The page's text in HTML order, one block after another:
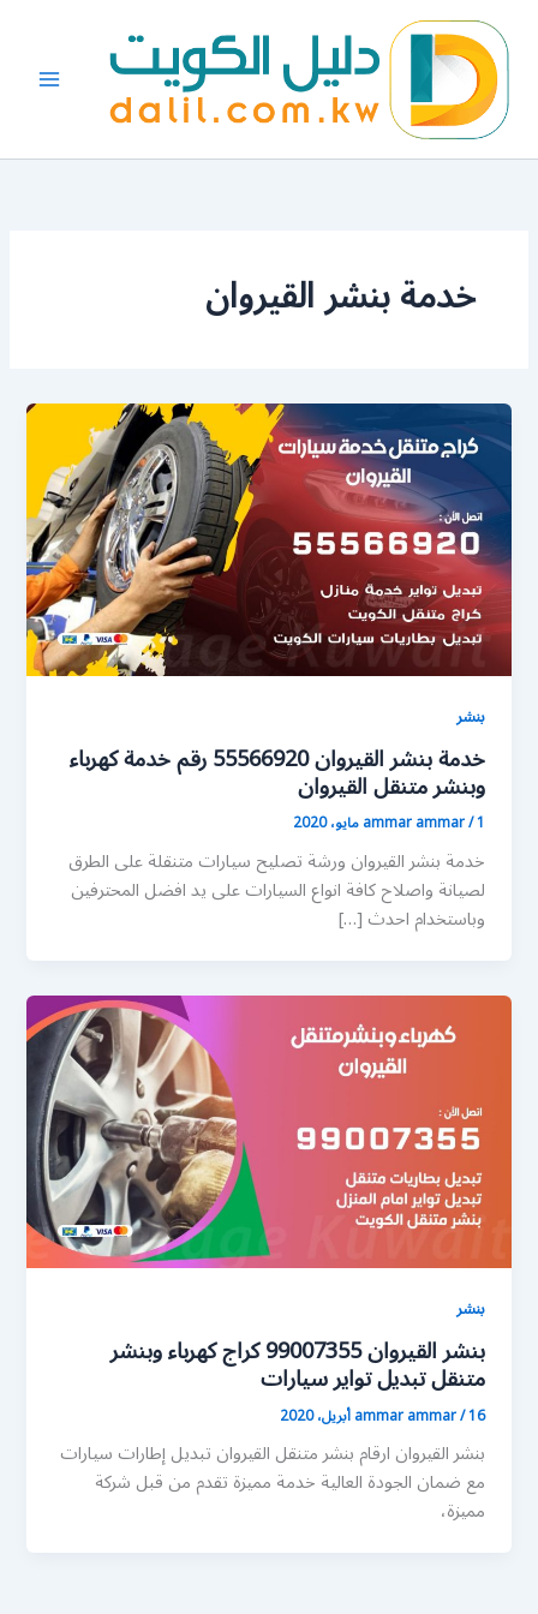
المحتوى
خدمة بنشر القيروان
بنشر
خدمة بنشر القيروان 55566920 رقم خدمة كهرباء
وبنشر متنقل القيروان
ammar ammar/1 مايو، 2020
خدمة بنشر القيروان ورشة تصليح سيارات متنقلة على الطرق
لصيانة واصلاح كافة انواع السيارات على يد افضل المحترفين
وباستخدام احدث […]
بنشر
بنشر القيروان 99007355 كراج كهرباء وبنشر
متنقل تبديل تواير سيارات
ammar ammar/16 أبريل، 2020
بنشر القيروان ارقام بنشر متنقل القيروان تبديل إطارات سيارات
مع ضمان الجودة العالية خدمة مميزة تقدم من قبل شركة
مميزة،